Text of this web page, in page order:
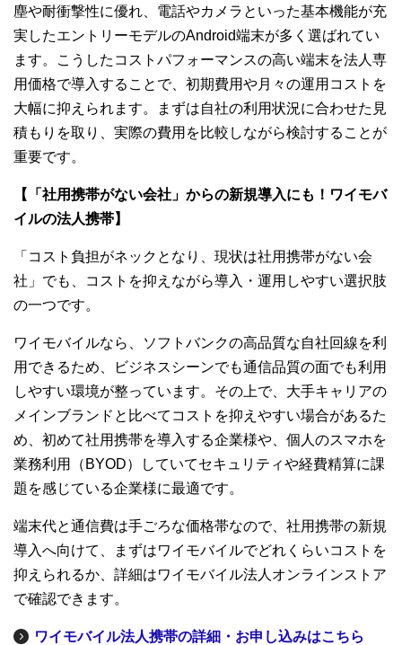
塵や耐衝撃性に優れ、電話やカメラといった基本機能が充
実したエントリーモデルのAndroid端末が多く選ばれてい
ます。こうしたコストパフォーマンスの高い端末を法人専
用価格で導入することで、初期費用や月々の運用コストを
大幅に抑えられます。まずは自社の利用状況に合わせた見
積もりを取り、実際の費用を比較しながら検討することが
重要です。
【「社用携帯がない会社」からの新規導入にも！ワイモバ
イルの法人携帯】
「コスト負担がネックとなり、現状は社用携帯がない会
社」でも、コストを抑えながら導入・運用しやすい選択肢
の一つです。
ワイモバイルなら、ソフトバンクの高品質な自社回線を利
用できるため、ビジネスシーンでも通信品質の面でも利用
しやすい環境が整っています。その上で、大手キャリアの
メインブランドと比べてコストを抑えやすい場合があるた
め、初めて社用携帯を導入する企業様や、個人のスマホを
業務利用（BYOD）していてセキュリティや経費精算に課
題を感じている企業様に最適です。
端末代と通信費は手ごろな価格帯なので、社用携帯の新規
導入へ向けて、まずはワイモバイルでどれくらいコストを
抑えられるか、詳細はワイモバイル法人オンラインストア
で確認できます。
ワイモバイル法人携帯の詳細・お申し込みはこちら